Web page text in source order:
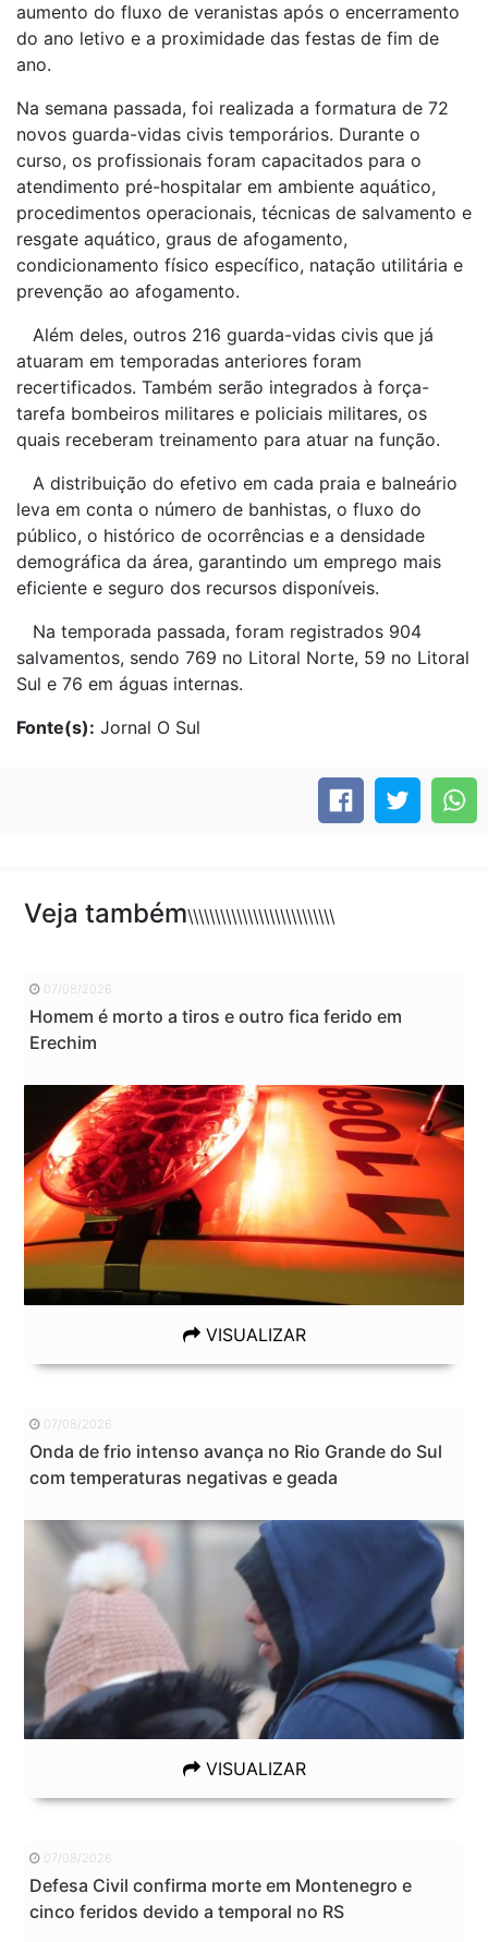
aumento do fluxo de veranistas após o encerramento
do ano letivo e a proximidade das festas de fim de
ano.
Na semana passada, foi realizada a formatura de 72
novos guarda-vidas civis temporários. Durante o
curso, os profissionais foram capacitados para o
atendimento pré-hospitalar em ambiente aquático,
procedimentos operacionais, técnicas de salvamento e
resgate aquático, graus de afogamento,
condicionamento físico específico, natação utilitária e
prevenção ao afogamento.
Além deles, outros 216 guarda-vidas civis que já
atuaram em temporadas anteriores foram
recertificados. Também serão integrados à força-
tarefa bombeiros militares e policiais militares, os
quais receberam treinamento para atuar na função.
A distribuição do efetivo em cada praia e balneário
leva em conta o número de banhistas, o fluxo do
público, o histórico de ocorrências e a densidade
demográfica da área, garantindo um emprego mais
eficiente e seguro dos recursos disponíveis.
Na temporada passada, foram registrados 904
salvamentos, sendo 769 no Litoral Norte, 59 no Litoral
Sul e 76 em águas internas.
Fonte(s): Jornal O Sul
Veja também\\\\\\\\\\\\\\\\\\\\\\\\\\\
07/08/2026
Homem é morto a tiros e outro fica ferido em
Erechim
VISUALIZAR
07/08/2026
Onda de frio intenso avança no Rio Grande do Sul
com temperaturas negativas e geada
VISUALIZAR
07/08/2026
Defesa Civil confirma morte em Montenegro e
cinco feridos devido a temporal no RS